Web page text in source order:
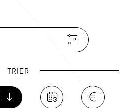
TRIER